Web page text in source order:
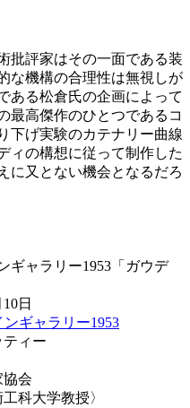
批評家はその一面である装
な機構の合理性は無視しが
ある松倉氏の企画によって
最高傑作のひとつであるコ
下げ実験のカテナリー曲線
ィの構想に従って制作した
に又とない機会となるだろ
ギャラリー1953「ガウデ
日
ギャラリー1953
ィー
会
科大学教授〉